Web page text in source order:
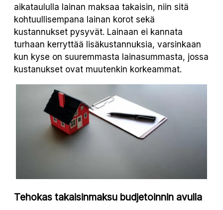
aikataululla lainan maksaa takaisin, niin sitä
kohtuullisempana lainan korot sekä
kustannukset pysyvät. Lainaan ei kannata
turhaan kerryttää lisäkustannuksia, varsinkaan
kun kyse on suuremmasta lainasummasta, jossa
kustanukset ovat muutenkin korkeammat.
Tehokas takaisinmaksu budjetoinnin avulla